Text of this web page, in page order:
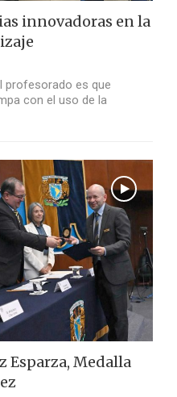
innovadoras en la
profesorado es que
con el uso de la
Esparza, Medalla